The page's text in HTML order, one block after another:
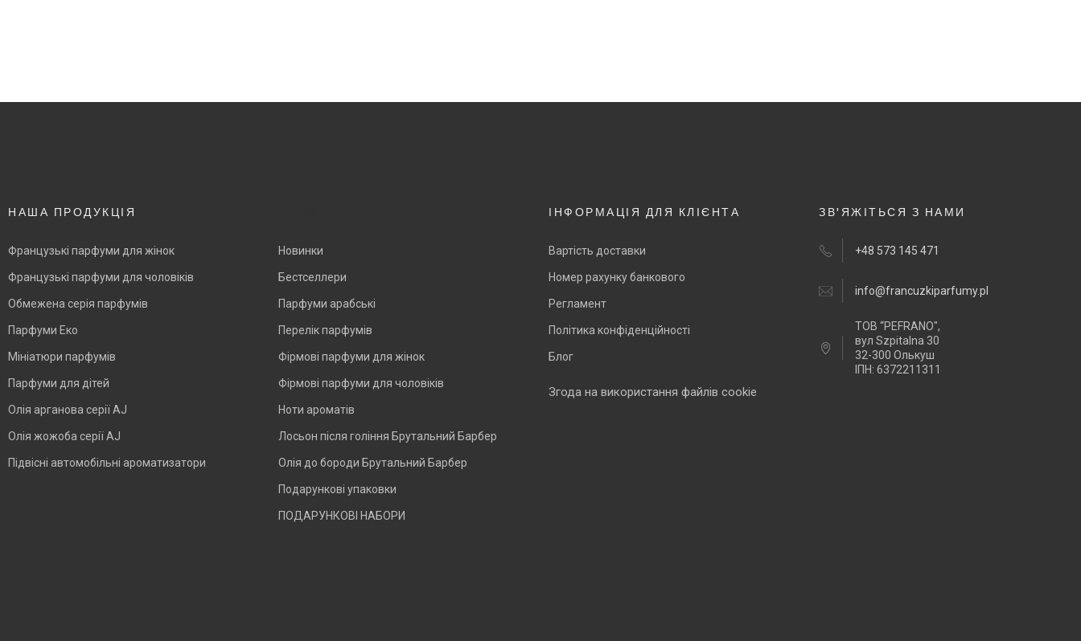
НАША ПРОДУКЦІЯ
Французькі парфуми для жінок
Французькі парфуми для чоловіків
Обмежена серія парфумів
Парфуми Еко
Мініатюри парфумів
Парфуми для дітей
Олія арганова серії AJ
Олія жожоба серії AJ
Підвісні автомобільні ароматизатори
Новинки
Бестселлери
Парфуми арабські
Перелік парфумів
Фірмові парфуми для жінок
Фірмові парфуми для чоловіків
Ноти ароматів
Лосьон після гоління Брутальний Барбер
Олія до бороди Брутальний Барбер
Подарункові упаковки
ПОДАРУНКОВІ НАБОРИ
ІНФОРМАЦІЯ ДЛЯ КЛІЄНТА
Вартість доставки
Номер рахунку банкового
Регламент
Політика конфіденційності
Блог
Згода на використання файлів cookie
ЗВ'ЯЖІТЬСЯ З НАМИ
+48 573 145 471
info@francuzkiparfumy.pl
ТОВ “PEFRANO",
вул Szpitalna 30
32-300 Олькуш
ІПН: 6372211311